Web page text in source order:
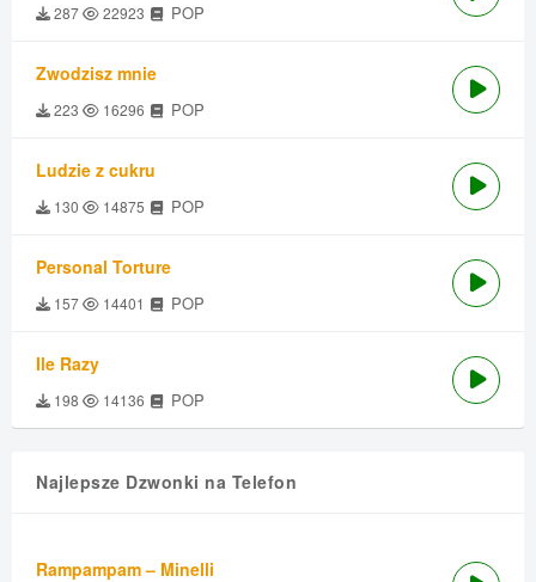
287 22923 POP
Zwodzisz mnie
223 16296 POP
Ludzie z cukru
130 14875 POP
Personal Torture
157 14401 POP
Ile Razy
198 14136 POP
Najlepsze Dzwonki na Telefon
Rampampam – Minelli